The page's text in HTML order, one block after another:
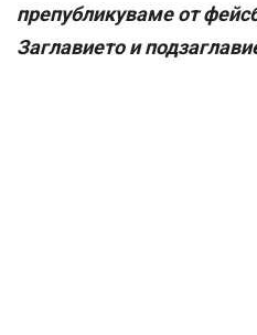
препубликуваме от
Заглавието и